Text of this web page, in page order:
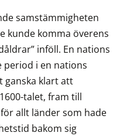
samstämmigheten
kunde komma överens
inföll. En nations
period i en nations
ganska klart att
talet, fram till
allt länder som hade
bakom sig